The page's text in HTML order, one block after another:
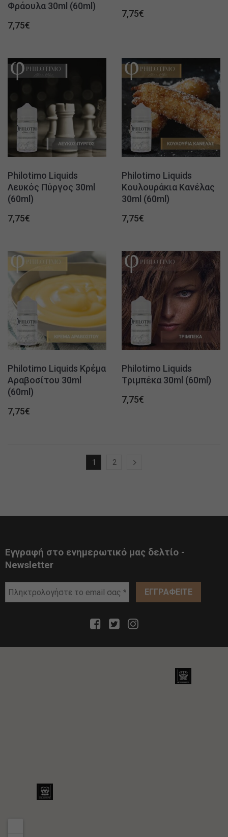
Φράουλα 30ml (60ml)
7,75€
7,75€
Philotimo Liquids
Λευκός Πύργος 30ml
(60ml)
7,75€
Philotimo Liquids
Κουλουράκια Κανέλας
30ml (60ml)
7,75€
Philotimo Liquids Κρέμα
Αραβοσίτου 30ml
(60ml)
7,75€
Philotimo Liquids
Τριμπέκα 30ml (60ml)
7,75€
1 2
Εγγραφή στο ενημερωτικό μας δελτίο -
Newsletter